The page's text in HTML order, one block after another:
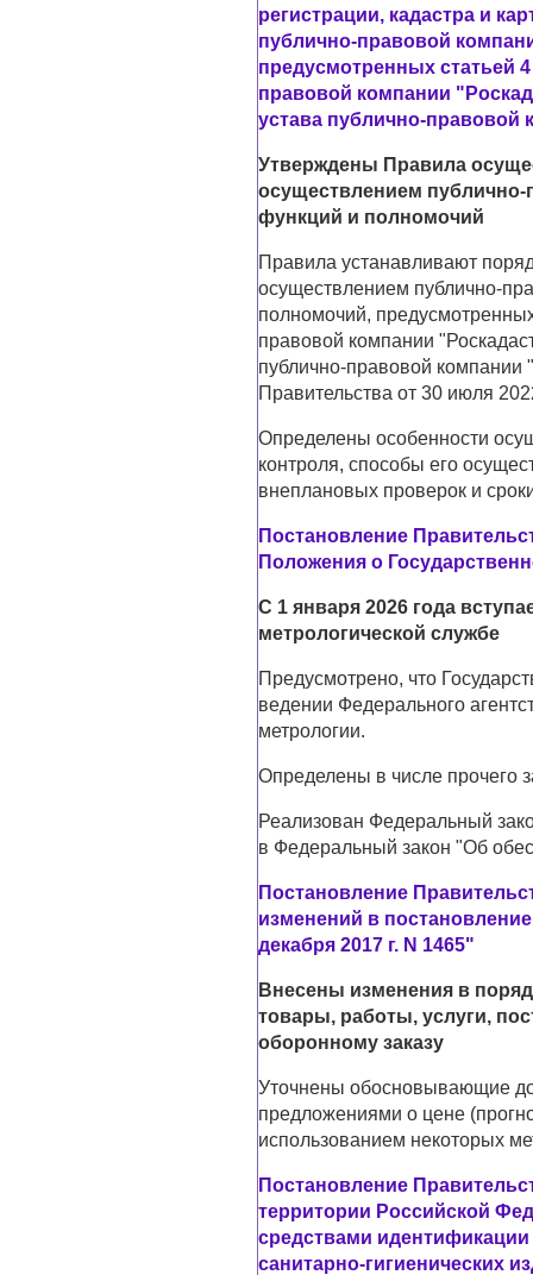
регистрации, кадастра и
публично-правовой
предусмотренных статьей
правовой компании
устава публично-правовой
Утверждены Правила
осуществлением
функций и полномочий
Правила устанавливают
осуществлением публично-
полномочий,
правовой компании
публично-правовой компании
Правительства от 30 июля
Определены особенности
контроля, способы его
внеплановых проверок и
Постановление
Положения о
С 1 января 2026 года
метрологической службе
Предусмотрено, что
ведении Федерального
метрологии.
Определены в числе прочего
Реализован Федеральный
в Федеральный закон "Об
Постановление
изменений в
декабря 2017 г. N 1465"
Внесены изменения в
товары, работы, услуги,
оборонному заказу
Уточнены обосновывающие
предложениями о цене
использованием некоторых
Постановление
территории Российской
средствами
санитарно-гигиенических